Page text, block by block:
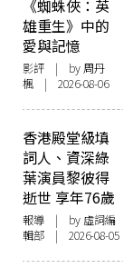
《蜘蛛俠：英
雄重生》中的
愛與記憶
影評 | by周丹
楓 | 2026-08-06
香港殿堂級填
詞人、資深綠
葉演員黎彼得
逝世 享年76歲
報導 | by 虛詞編
輯部 | 2026-08-05